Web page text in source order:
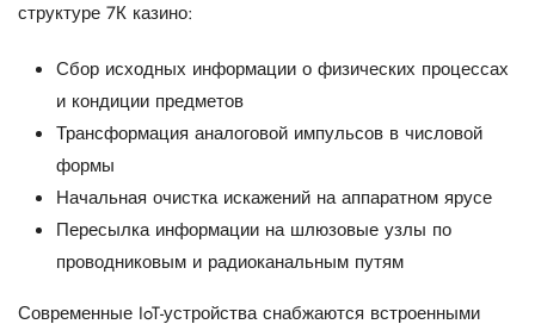
структуре 7К казино:
Сбор исходных информации о физических процессах
и кондиции предметов
Трансформация аналоговой импульсов в числовой
формы
Начальная очистка искажений на аппаратном ярусе
Пересылка информации на шлюзовые узлы по
проводниковым и радиоканальным путям
Современные IoT-устройства снабжаются встроенными